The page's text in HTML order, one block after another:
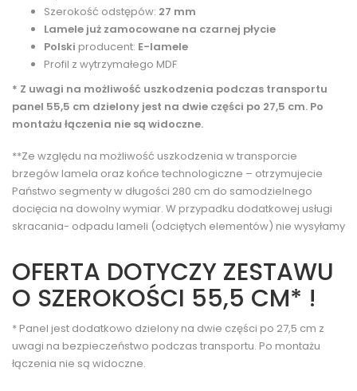
Szerokość odstępów: 27 mm
Lamele już zamocowane na czarnej płycie
Polski producent: E-lamele
Profil z wytrzymałego MDF
* Z uwagi na możliwość uszkodzenia podczas transportu
panel 55,5 cm dzielony jest na dwie części po 27,5 cm. Po
montażu łączenia nie są widoczne.
**Ze względu na możliwość uszkodzenia w transporcie
brzegów lamela oraz końce technologiczne – otrzymujecie
Państwo segmenty w długości 280 cm do samodzielnego
docięcia na dowolny wymiar. W przypadku dodatkowej usługi
skracania- odpadu lameli (odciętych elementów) nie wysyłamy
OFERTA DOTYCZY ZESTAWU
O SZEROKOŚCI 55,5 CM* !
* Panel jest dodatkowo dzielony na dwie części po 27,5 cm z
uwagi na bezpieczeństwo podczas transportu. Po montażu
łączenia nie są widoczne.